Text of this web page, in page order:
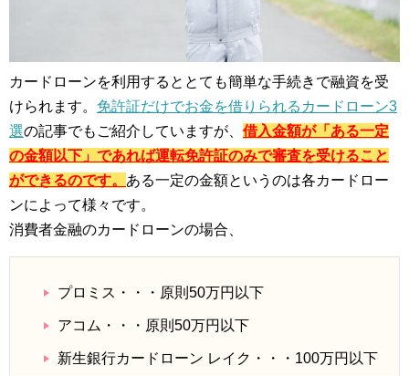
カードローンを利用するととても簡単な手続きで融資を受
けられます。 免許証だけでお金を借りられるカードローン3
選の記事でもご紹介していますが、 借入金額が「ある一定
の金額以下」であれば運転免許証のみで審査を受けること
ができるのです。 ある一定の金額というのは各カードロー
ンによって様々です。
消費者金融のカードローンの場合、
プロミス・・・原則50万円以下
アコム・・・原則50万円以下
新生銀行カードローン レイク・・・100万円以下